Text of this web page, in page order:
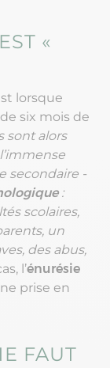
«
lorsque
six mois de
sont alors
secondaire -
:
scolaires,
un
des abus,
l’énurésie
prise en
FAUT